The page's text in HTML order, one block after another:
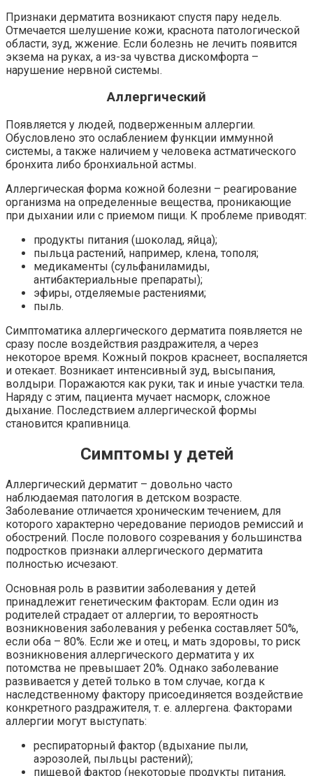
Признаки дерматита возникают спустя пару недель.
Отмечается шелушение кожи, краснота патологической
области, зуд, жжение. Если болезнь не лечить появится
экзема на руках, а из-за чувства дискомфорта –
нарушение нервной системы.
Аллергический
Появляется у людей, подверженным аллергии.
Обусловлено это ослаблением функции иммунной
системы, а также наличием у человека астматического
бронхита либо бронхиальной астмы.
Аллергическая форма кожной болезни – реагирование
организма на определенные вещества, проникающие
при дыхании или с приемом пищи. К проблеме приводят:
продукты питания (шоколад, яйца);
пыльца растений, например, клена, тополя;
медикаменты (сульфаниламиды,
антибактериальные препараты);
эфиры, отделяемые растениями;
пыль.
Симптоматика аллергического дерматита появляется не
сразу после воздействия раздражителя, а через
некоторое время. Кожный покров краснеет, воспаляется
и отекает. Возникает интенсивный зуд, высыпания,
волдыри. Поражаются как руки, так и иные участки тела.
Наряду с этим, пациента мучает насморк, сложное
дыхание. Последствием аллергической формы
становится крапивница.
Симптомы у детей
Аллергический дерматит – довольно часто
наблюдаемая патология в детском возрасте.
Заболевание отличается хроническим течением, для
которого характерно чередование периодов ремиссий и
обострений. После полового созревания у большинства
подростков признаки аллергического дерматита
полностью исчезают.
Основная роль в развитии заболевания у детей
принадлежит генетическим факторам. Если один из
родителей страдает от аллергии, то вероятность
возникновения заболевания у ребенка составляет 50%,
если оба – 80%. Если же и отец, и мать здоровы, то риск
возникновения аллергического дерматита у их
потомства не превышает 20%. Однако заболевание
развивается у детей только в том случае, когда к
наследственному фактору присоединяется воздействие
конкретного раздражителя, т. е. аллергена. Факторами
аллергии могут выступать:
респираторный фактор (вдыхание пыли,
аэрозолей, пыльцы растений);
пищевой фактор (некоторые продукты питания,